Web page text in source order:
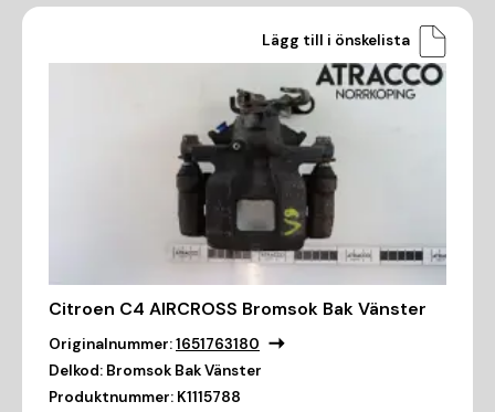
Lägg till i önskelista
Citroen C4 AIRCROSS Bromsok Bak Vänster
Originalnummer:1651763180
Delkod: Bromsok Bak Vänster
Produktnummer: K1115788